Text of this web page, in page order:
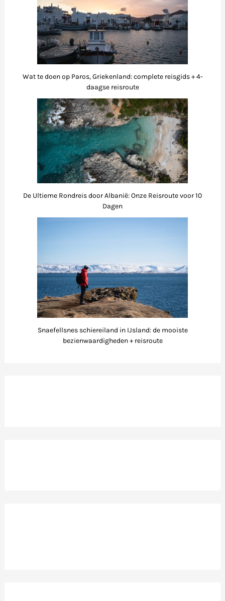
Wat te doen op Paros, Griekenland: complete reisgids + 4-
daagse reisroute
De Ultieme Rondreis door Albanië: Onze Reisroute voor 10
Dagen
Snaefellsnes schiereiland in IJsland: de mooiste
bezienwaardigheden + reisroute